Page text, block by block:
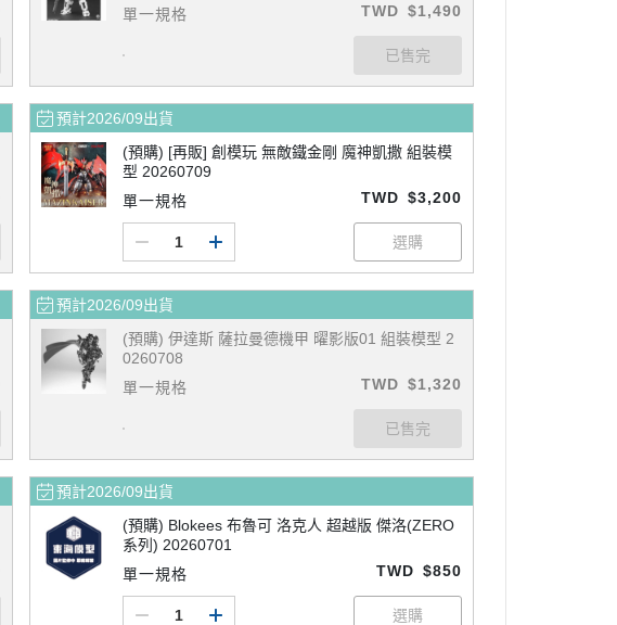
單一規格
TWD $1,490
預計2026/09出貨
(預購) [再販] 創模玩 無敵鐵金剛 魔神凱撒 組裝模
型 20260709
單一規格
TWD $3,200
預計2026/09出貨
(預購) 伊達斯 薩拉曼德機甲 曜影版01 組裝模型 2
0260708
單一規格
TWD $1,320
預計2026/09出貨
(預購) Blokees 布魯可 洛克人 超越版 傑洛(ZERO
系列) 20260701
單一規格
TWD $850